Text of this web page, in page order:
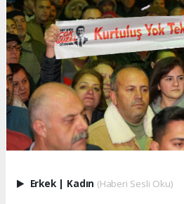
Erkek | Kadın (Haberi Sesli Oku)